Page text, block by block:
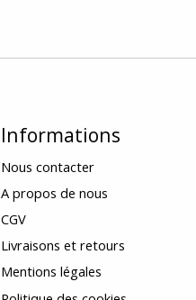
Informations
Nous contacter
A propos de nous
CGV
Livraisons et retours
Mentions légales